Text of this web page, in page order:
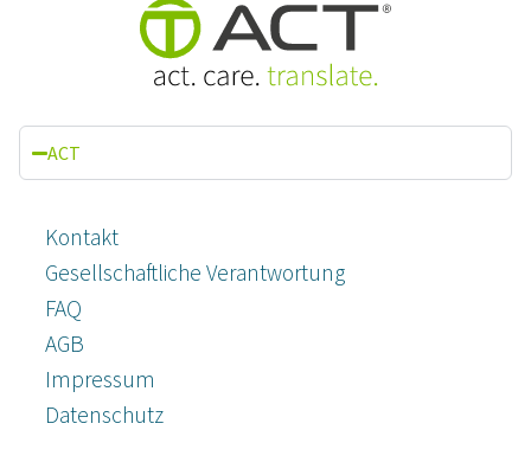
ACT
Kontakt
Gesellschaftliche Verantwortung
FAQ
AGB
Impressum
Datenschutz­